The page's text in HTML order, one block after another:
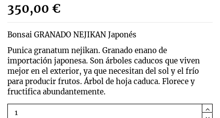
350,00 €
Bonsai GRANADO NEJIKAN Japonés
Punica granatum nejikan. Granado enano de
importación japonesa. Son árboles caducos que viven
mejor en el exterior, ya que necesitan del sol y el frío
para producir frutos. Árbol de hoja caduca. Florece y
fructifica abundantemente.